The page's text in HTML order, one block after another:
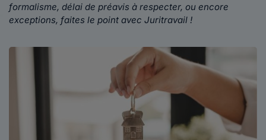
formalisme, délai de préavis à respecter, ou encore
exceptions, faites le point avec Juritravail !